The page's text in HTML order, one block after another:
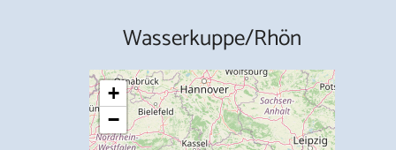
Wasserkuppe/Rhön
+
−